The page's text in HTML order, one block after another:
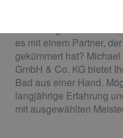
es mit einem Partner,
gekümmert hat?
GmbH & Co. KG bietet
Bad aus einer Hand.
langjährige Erfahrung
mit ausgewählten